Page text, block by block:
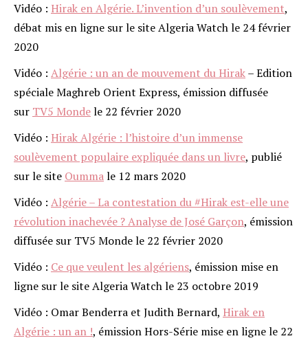
Vidéo : Hirak en Algérie. L’invention d’un soulèvement,
débat mis en ligne sur le site Algeria Watch le 24 février
2020
Vidéo : Algérie : un an de mouvement du Hirak– Edition
spéciale Maghreb Orient Express, émission diffusée
sur TV5 Mondele 22 février 2020
Vidéo : Hirak Algérie : l’histoire d’un immense
soulèvement populaire expliquée dans un livre, publié
sur le site Oummale 12 mars 2020
Vidéo : Algérie – La contestation du #Hirak est-elle une
révolution inachevée ? Analyse de José Garçon, émission
diffusée sur TV5 Monde le 22 février 2020
Vidéo : Ce que veulent les algériens, émission mise en
ligne sur le site Algeria Watch le 23 octobre 2019
Vidéo : Omar Benderra et Judith Bernard, Hirak en
Algérie : un an !, émission Hors-Série mise en ligne le 22